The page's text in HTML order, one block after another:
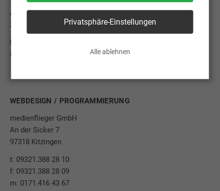
Privatsphäre-Einstellungen
Alle ablehnen
AGB
zu den Allgemeinen Geschäftsbedingungen »
Datenschutz
Hinweise zum Datenschutz »
WEBDESIGN / PROGRAMMIERUNG
medienflieger GmbH
An der Sicker 7
97318 Kitzingen
t: 09321.388 28 10
f: 09321.388 28 09
m: 0171.416 43 67